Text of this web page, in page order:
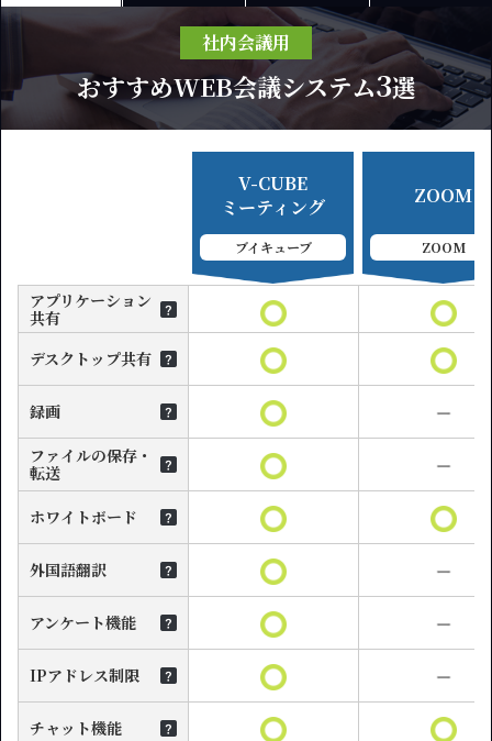
社内会議用
おすすめWEB会議システム3選
V-CUBE
ミーティング
ブイキューブ
ZOOM
ZOOM
アプリケーション
共有
デスクトップ共有
録画
ファイルの保存・
転送
ホワイトボード
外国語翻訳
アンケート機能
IPアドレス制限
チャット機能